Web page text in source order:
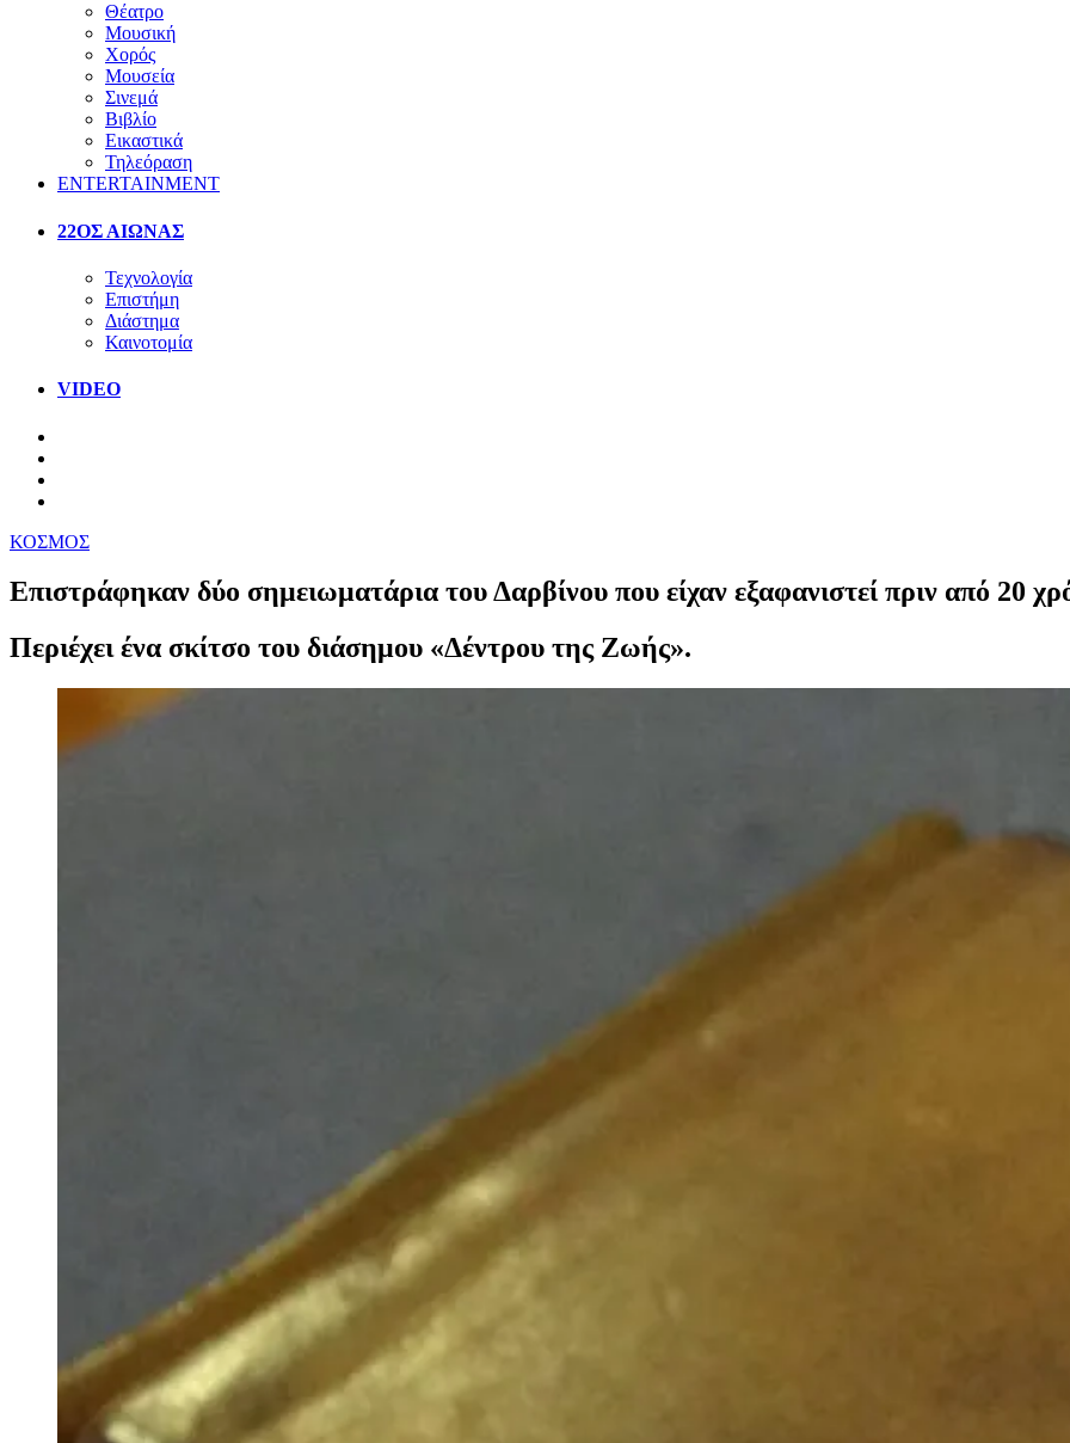
Θέατρο
Μουσική
Χορός
Μουσεία
Σινεμά
Βιβλίο
Εικαστικά
Τηλεόραση
ENTERTAINMENT
22ΟΣ ΑΙΩΝΑΣ
Τεχνολογία
Επιστήμη
Διάστημα
Καινοτομία
VIDEO
ΚΟΣΜΟΣ
Επιστράφηκαν δύο σημειωματάρια του Δαρβίνου που είχαν εξαφανιστεί πριν από 20
Περιέχει ένα σκίτσο του διάσημου «Δέντρου της Ζωής».